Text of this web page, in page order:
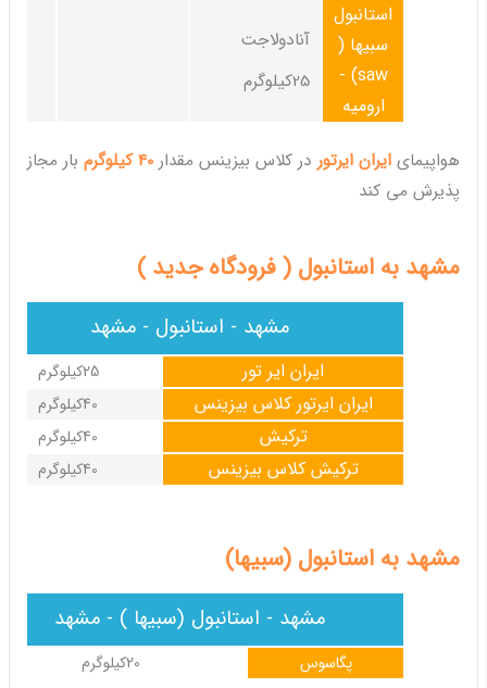
آنادولاجت
25کیلوگرم
استانبول
سبیها (
saw) -
ارومیه
هواپیمای ایران ایرتوردر کلاس بیزینس مقدار 40 کیلوگرم
بار مجاز
پذیرش می کند
مشهد به استانبول ( فرودگاه جدید )
مشهد - استانبول - مشهد
25کیلوگرم ایران ایر تور
40کیلوگرم ایران ایرتور کلاس بیزینس
40کیلوگرم ترکیش
40کیلوگرم ترکیش کلاس بیزینس
مشهد به استانبول (سبیها)
مشهد - استانبول (سبیها ) - مشهد
20کیلوگرم پگاسوس